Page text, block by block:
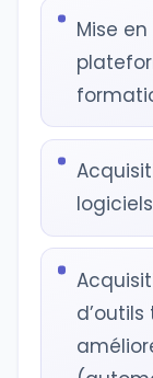
Mise